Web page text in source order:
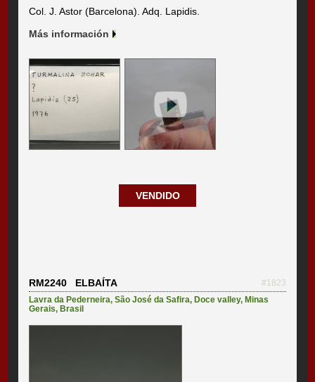
Col. J. Astor (Barcelona). Adq. Lapidis.
Más información
VENDIDO
RM2240 ELBAÍTA
#1823
Lavra da Pederneira,São José da Safira, Doce valley, Minas
Gerais, Brasil